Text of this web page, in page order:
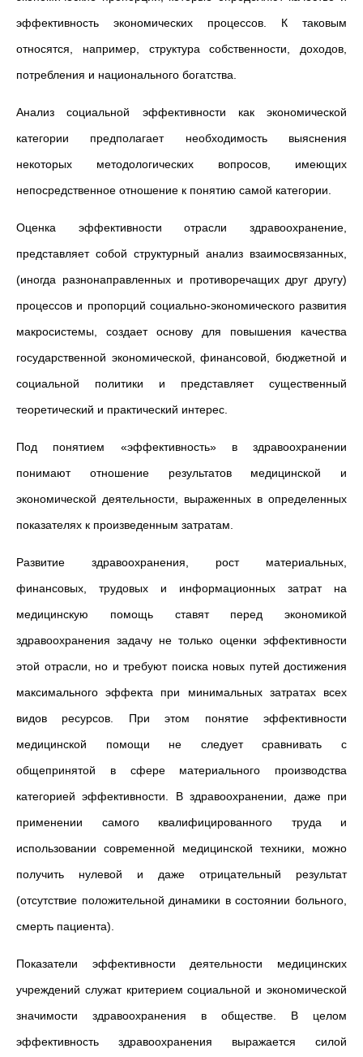
эффективность экономических процессов. К таковым
относятся, например, структура собственности, доходов,
потребления и национального богатства.
Анализ социальной эффективности как экономической
категории предполагает необходимость выяснения
некоторых методологических вопросов, имеющих
непосредственное отношение к понятию самой категории.
Оценка эффективности отрасли здравоохранение,
представляет собой структурный анализ взаимосвязанных,
(иногда разнонаправленных и противоречащих друг другу)
процессов и пропорций социально-экономического развития
макросистемы, создает основу для повышения качества
государственной экономической, финансовой, бюджетной и
социальной политики и представляет существенный
теоретический и практический интерес.
Под понятием «эффективность» в здравоохранении
понимают отношение результатов медицинской и
экономической деятельности, выраженных в определенных
показателях к произведенным затратам.
Развитие здравоохранения, рост материальных,
финансовых, трудовых и информационных затрат на
медицинскую помощь ставят перед экономикой
здравоохранения задачу не только оценки эффективности
этой отрасли, но и требуют поиска новых путей достижения
максимального эффекта при минимальных затратах всех
видов ресурсов. При этом понятие эффективности
медицинской помощи не следует сравнивать с
общепринятой в сфере материального производства
категорией эффективности. В здравоохранении, даже при
применении самого квалифицированного труда и
использовании современной медицинской техники, можно
получить нулевой и даже отрицательный результат
(отсутствие положительной динамики в состоянии больного,
смерть пациента).
Показатели эффективности деятельности медицинских
учреждений служат критерием социальной и экономической
значимости здравоохранения в обществе. В целом
эффективность здравоохранения выражается силой